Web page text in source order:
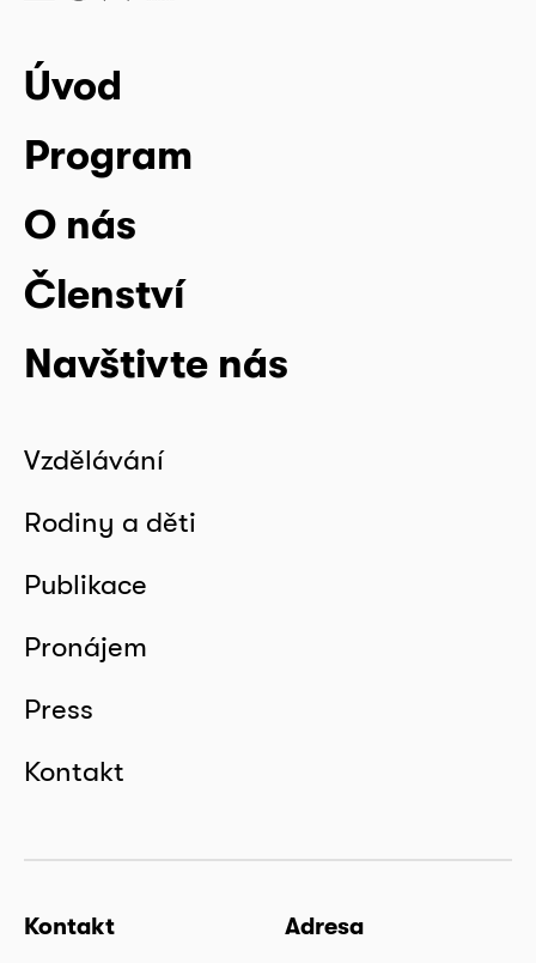
Úvod
Program
O nás
Členství
Navštivte nás
Vzdělávání
Rodiny a děti
Publikace
Pronájem
Press
Kontakt
Kontakt Adresa